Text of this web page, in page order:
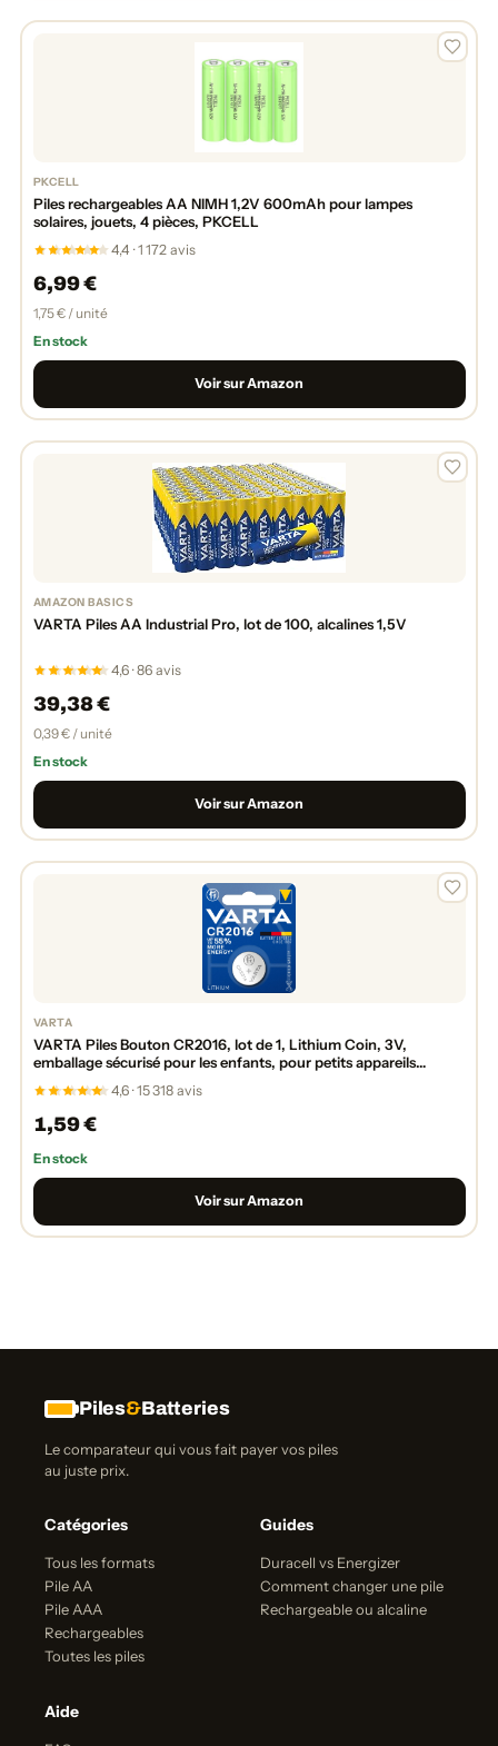
PKCELL
Piles rechargeables AA NIMH 1,2V 600mAh pour lampes
solaires, jouets, 4 pièces, PKCELL
4,4 · 1 172 avis
6,99 €
1,75 € / unité
En stock
Voir sur Amazon
AMAZON BASICS
VARTA Piles AA Industrial Pro, lot de 100, alcalines 1,5V
4,6 · 86 avis
39,38 €
0,39 € / unité
En stock
Voir sur Amazon
VARTA
VARTA Piles Bouton CR2016, lot de 1, Lithium Coin, 3V,
emballage sécurisé pour les enfants, pour petits appareils
4,6 · 15 318 avis
1,59 €
En stock
Voir sur Amazon
Piles&Batteries
Le comparateur qui vous fait payer vos piles
au juste prix.
Catégories
Tous les formats
Pile AA
Pile AAA
Rechargeables
Toutes les piles
Guides
Duracell vs Energizer
Comment changer une pile
Rechargeable ou alcaline
Aide